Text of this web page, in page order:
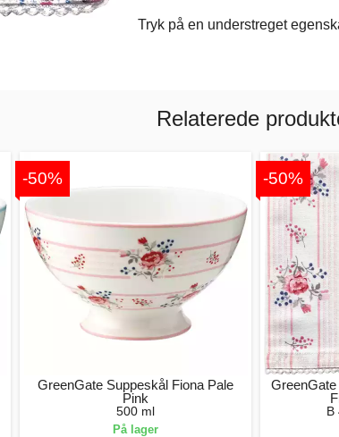
Tryk på en understreget
Relaterede
-50%
GreenGate Suppeskål Fiona Pale
Pink
500 ml
På lager
-50%
B